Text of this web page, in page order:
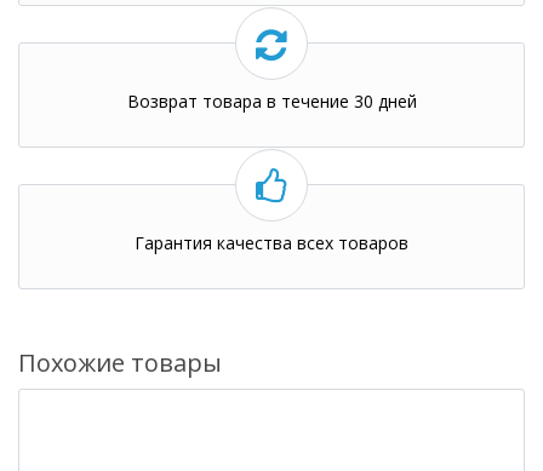
Возврат товара в течение 30 дней
Гарантия качества всех товаров
Похожие товары